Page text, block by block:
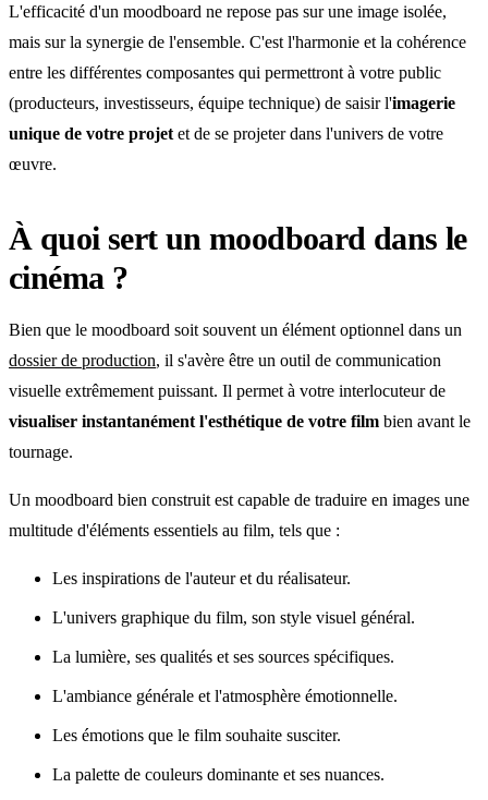
L'efficacité d'un moodboard ne repose pas sur une image isolée,
mais sur la synergie de l'ensemble. C'est l'harmonie et la cohérence
entre les différentes composantes qui permettront à votre public
(producteurs, investisseurs, équipe technique) de saisir l'imagerie
unique de votre projet et de se projeter dans l'univers de votre
œuvre.
À quoi sert un moodboard dans le
cinéma ?
Bien que le moodboard soit souvent un élément optionnel dans un
dossier de production, il s'avère être un outil de communication
visuelle extrêmement puissant. Il permet à votre interlocuteur de
visualiser instantanément l'esthétique de votre film bien avant le
tournage.
Un moodboard bien construit est capable de traduire en images une
multitude d'éléments essentiels au film, tels que :
Les inspirations de l'auteur et du réalisateur.
L'univers graphique du film, son style visuel général.
La lumière, ses qualités et ses sources spécifiques.
L'ambiance générale et l'atmosphère émotionnelle.
Les émotions que le film souhaite susciter.
La palette de couleurs dominante et ses nuances.